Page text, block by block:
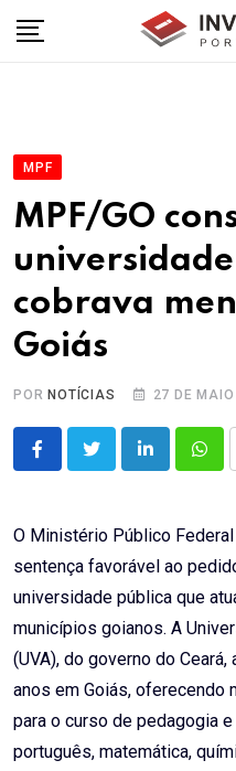
MPF
MPF/GO
cobrava
Goiás
POR NOTÍCIAS 27 DE
LinkedIn
O Ministério Público
sentença favorável ao
universidade pública que
municípios goianos. A
(UVA), do governo do
anos em Goiás, oferecendo
para o curso de pedagogia
português, matemática,